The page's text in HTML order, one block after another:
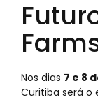
Nos dias 7 e 8
Curitiba será o